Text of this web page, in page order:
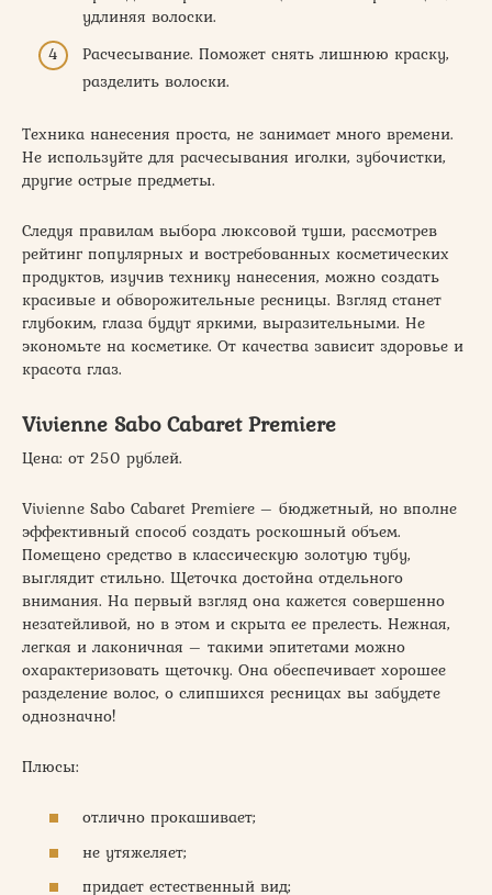
удлиняя волоски.
Расчесывание. Поможет снять лишнюю краску,
разделить волоски.
Техника нанесения проста, не занимает много времени.
Не используйте для расчесывания иголки, зубочистки,
другие острые предметы.
Следуя правилам выбора люксовой туши, рассмотрев
рейтинг популярных и востребованных косметических
продуктов, изучив технику нанесения, можно создать
красивые и обворожительные ресницы. Взгляд станет
глубоким, глаза будут яркими, выразительными. Не
экономьте на косметике. От качества зависит здоровье и
красота глаз.
Vivienne Sabo Cabaret Premiere
Цена: от 250 рублей.
Vivienne Sabo Cabaret Premiere – бюджетный, но вполне
эффективный способ создать роскошный объем.
Помещено средство в классическую золотую тубу,
выглядит стильно. Щеточка достойна отдельного
внимания. На первый взгляд она кажется совершенно
незатейливой, но в этом и скрыта ее прелесть. Нежная,
легкая и лаконичная – такими эпитетами можно
охарактеризовать щеточку. Она обеспечивает хорошее
разделение волос, о слипшихся ресницах вы забудете
однозначно!
Плюсы:
отлично прокашивает;
не утяжеляет;
придает естественный вид;